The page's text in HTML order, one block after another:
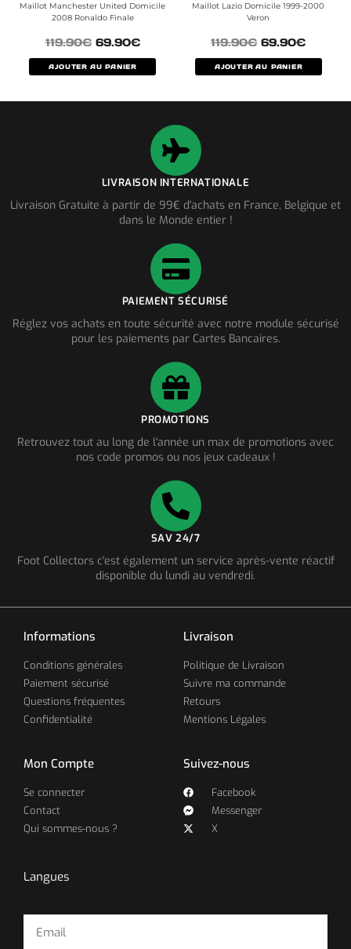
Maillot Manchester United Domicile
2008 Ronaldo Finale
119.90€ 69.90€
AJOUTER AU PANIER
Maillot Lazio Domicile 1999-2000
Veron
119.90€ 69.90€
AJOUTER AU PANIER
LIVRAISON INTERNATIONALE
Livraison Gratuite à partir de 99€ d'achats en France, Belgique et
dans le Monde entier !
PAIEMENT SÉCURISÉ
Réglez vos achats en toute sécurité avec notre module sécurisé
pour les paiements par Cartes Bancaires.
PROMOTIONS
Retrouvez tout au long de l'année un max de promotions avec
nos code promos ou nos jeux cadeaux !
SAV 24/7
Foot Collectors c'est également un service après-vente réactif
disponible du lundi au vendredi.
Informations
Conditions générales
Paiement sécurisé
Questions fréquentes
Confidentialité
Livraison
Politique de Livraison
Suivre ma commande
Retours
Mentions Légales
Mon Compte
Se connecter
Contact
Qui sommes-nous ?
Suivez-nous
Facebook
Messenger
X
Langues